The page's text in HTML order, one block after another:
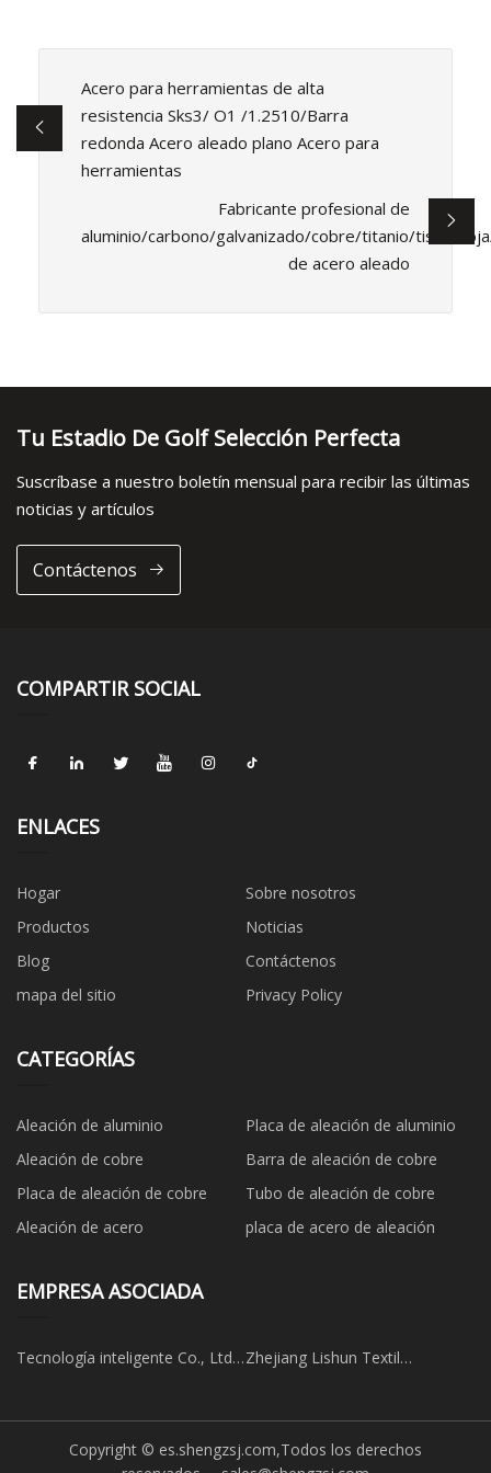
Acero para herramientas de alta
resistencia Sks3/ O1 /1.2510/Barra
redonda Acero aleado plano Acero para
herramientas
Fabricante profesional de
aluminio/carbono/galvanizado/cobre/titanio/tisco/
de acero aleado
Tu Estadio De Golf Selección Perfecta
Suscríbase a nuestro boletín mensual para recibir las últimas
noticias y artículos
Contáctenos
COMPARTIR SOCIAL
ENLACES
Hogar
Sobre nosotros
Productos
Noticias
Blog
Contáctenos
mapa del sitio
Privacy Policy
CATEGORÍAS
Aleación de aluminio
Placa de aleación de aluminio
Aleación de cobre
Barra de aleación de cobre
Placa de aleación de cobre
Tubo de aleación de cobre
Aleación de acero
placa de acero de aleación
EMPRESA ASOCIADA
Tecnología inteligente Co., Ltd
Zhejiang Lishun Textil
Copyright © es.shengzsj.com,Todos los derechos